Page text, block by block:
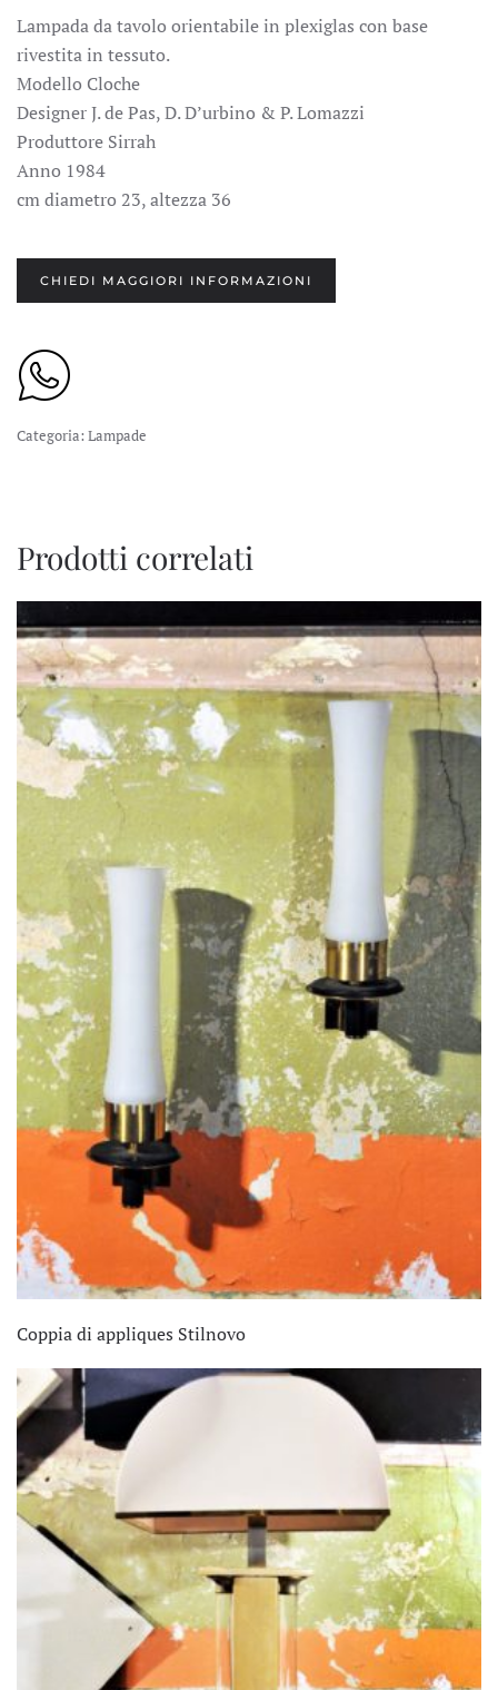
Lampada da tavolo orientabile in plexiglas con base
rivestita in tessuto.
Modello Cloche
Designer J. de Pas, D. D’urbino & P. Lomazzi
Produttore Sirrah
Anno 1984
cm diametro 23, altezza 36
CHIEDI MAGGIORI INFORMAZIONI
Categoria: Lampade
Prodotti correlati
Coppia di appliques Stilnovo